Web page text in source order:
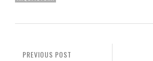
PREVIOUS POST